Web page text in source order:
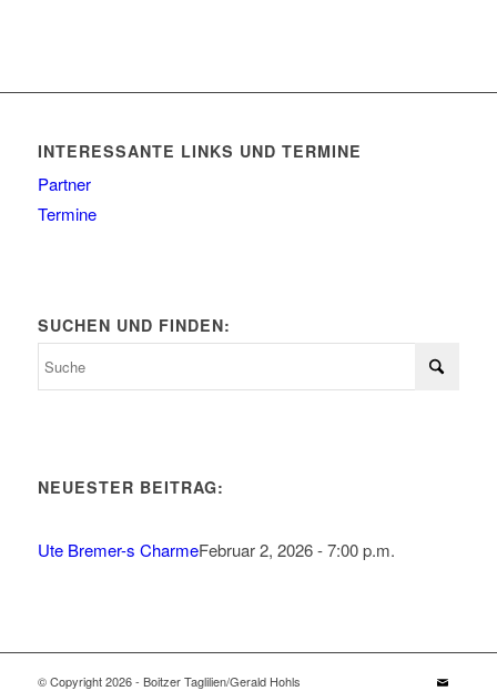
INTERESSANTE LINKS UND TERMINE
Partner
Termine
SUCHEN UND FINDEN:
NEUESTER BEITRAG:
Ute Bremer-s CharmeFebruar 2, 2026 - 7:00 p.m.
© Copyright 2026 - Boitzer Taglilien/Gerald Hohls